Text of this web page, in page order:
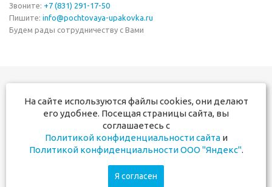
Звоните: +7 (831) 291-17-50
Пишите: info@pochtovaya-upakovka.ru
Будем рады сотрудничеству с Вами
+7 831 291-17-50
+7 910 381-60-00
Мы в социальных сетях:
На сайте используются файлы cookies, они делают
его удобнее. Посещая страницы сайта, вы
соглашаетесь с
Политикой конфиденциальности сайтаи
Политикой конфиденциальности ООО "Яндекс".
Я согласен